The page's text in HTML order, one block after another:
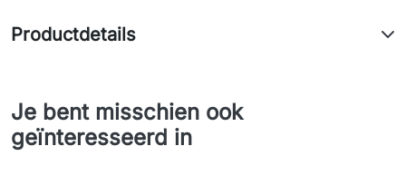
Productdetails
Je bent misschien ook
geïnteresseerd in